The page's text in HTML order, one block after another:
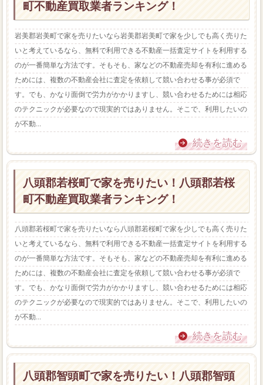
町不動産買取業者ランキング！
岩美郡岩美町で家を売りたいなら岩美郡岩美町で家を少しでも高く売りた
いと考えているなら、無料で利用できる不動産一括査定サイトを利用する
のが一番簡単な方法です。そもそも、家などの不動産売却を有利に進める
ためには、複数の不動産会社に査定を依頼して競い合わせる事が必須で
す。でも、かなり面倒で労力がかかりますし、競い合わせるためには相応
のテクニックが必要なので現実的ではありません。そこで、利用したいの
が不動...
続きを読む
八頭郡若桜町で家を売りたい！八頭郡若桜
町不動産買取業者ランキング！
八頭郡若桜町で家を売りたいなら八頭郡若桜町で家を少しでも高く売りた
いと考えているなら、無料で利用できる不動産一括査定サイトを利用する
のが一番簡単な方法です。そもそも、家などの不動産売却を有利に進める
ためには、複数の不動産会社に査定を依頼して競い合わせる事が必須で
す。でも、かなり面倒で労力がかかりますし、競い合わせるためには相応
のテクニックが必要なので現実的ではありません。そこで、利用したいの
が不動...
続きを読む
八頭郡智頭町で家を売りたい！八頭郡智頭